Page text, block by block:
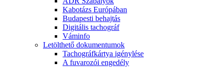
Kabotázs Európában
Budapesti behajtás
Digitális tachográf
Váminfo
Letölthető dokumentumok
Tachográfkártya igénylése
A fuvarozói engedély